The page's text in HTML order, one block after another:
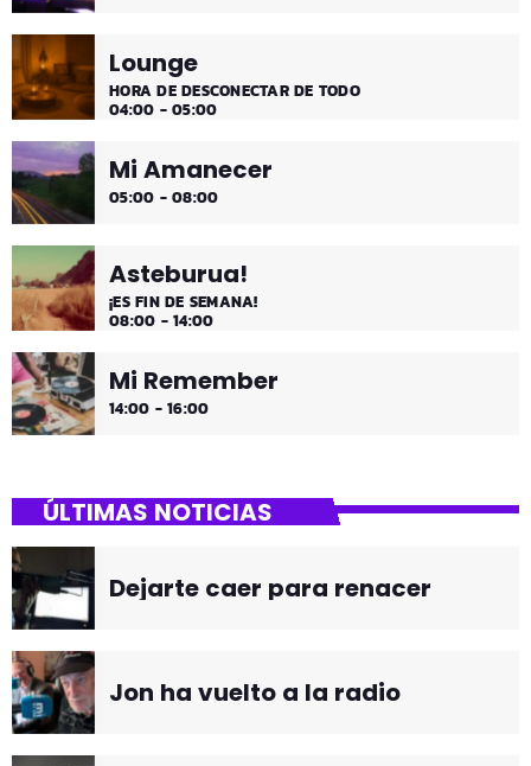
Lounge
HORA DE DESCONECTAR DE TODO
04:00 - 05:00
Mi Amanecer
05:00 - 08:00
Asteburua!
¡ES FIN DE SEMANA!
08:00 - 14:00
Mi Remember
14:00 - 16:00
ÚLTIMAS NOTICIAS
Dejarte caer para renacer
Jon ha vuelto a la radio